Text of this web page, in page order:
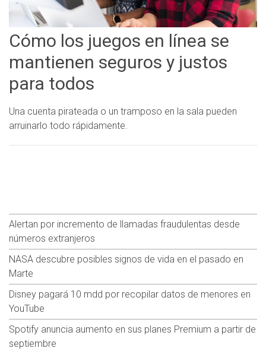
Cómo los juegos en línea se
mantienen seguros y justos
para todos
Una cuenta pirateada o un tramposo en la sala pueden
arruinarlo todo rápidamente.
Alertan por incremento de llamadas fraudulentas desde
números extranjeros
NASA descubre posibles signos de vida en el pasado en
Marte
Disney pagará 10 mdd por recopilar datos de menores en
YouTube
Spotify anuncia aumento en sus planes Premium a partir de
septiembre